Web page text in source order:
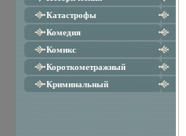
Катастрофы
Комедия
Комикс
Короткометражный
Криминальный